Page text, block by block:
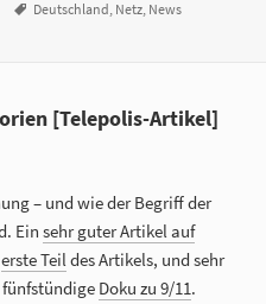
Tags
Deutschland Netz News
[Telepolis-Artikel]
– und wie der Begriff der
Einsehr guter Artikel auf
erste Teil des Artikels, und sehr
Doku zu 9/11.